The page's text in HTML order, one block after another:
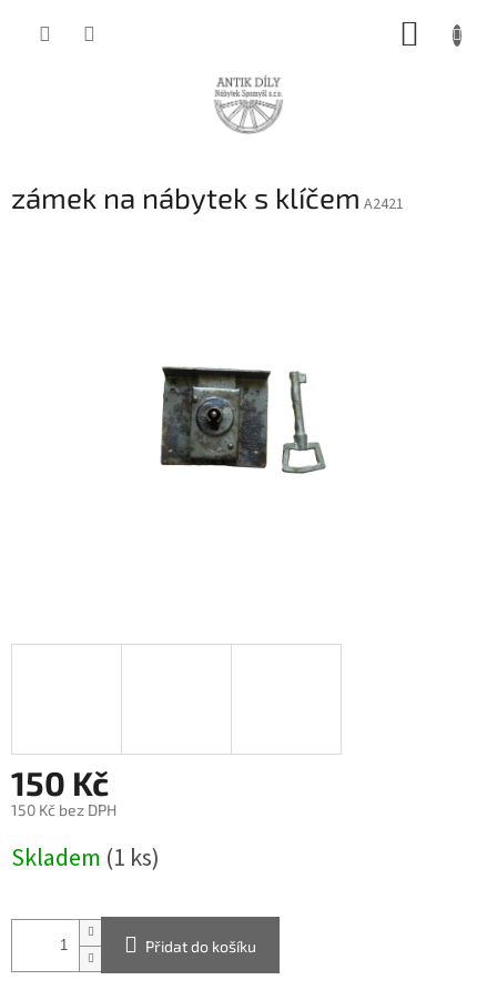
zámek na nábytek s klíčem A2421
150 Kč
150 Kč bez DPH
cena:
Skladem (1 ks)
Přidat do košíku